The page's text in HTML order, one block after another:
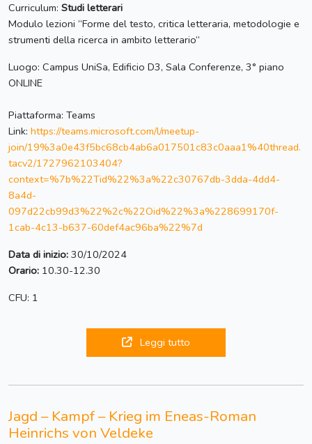
Curriculum: Studi letterari
Modulo lezioni “Forme del testo, critica letteraria, metodologie e
strumenti della ricerca in ambito letterario“
Luogo: Campus UniSa, Edificio D3, Sala Conferenze, 3° piano
ONLINE
Piattaforma: Teams
Link: https://teams.microsoft.com/l/meetup-
join/19%3a0e43f5bc68cb4ab6a017501c83c0aaa1%40thread.
tacv2/1727962103404?
context=%7b%22Tid%22%3a%22c30767db-3dda-4dd4-
8a4d-
097d22cb99d3%22%2c%22Oid%22%3a%228699170f-
1cab-4c13-b637-60def4ac96ba%22%7d
Data di inizio: 30/10/2024
Orario: 10.30-12.30
CFU: 1
Leggi tutto
Jagd – Kampf – Krieg im Eneas-Roman
Heinrichs von Veldeke